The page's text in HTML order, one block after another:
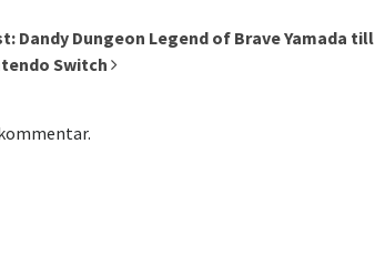
Dandy Dungeon Legend of Brave Yamada till
Switch